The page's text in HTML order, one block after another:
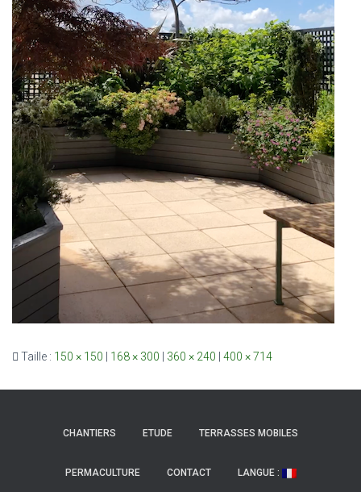
Taille : 150 × 150 168 × 300 360 × 240 400 × 714
CHANTIERS ETUDE TERRASSES MOBILES
PERMACULTURE CONTACT LANGUE :